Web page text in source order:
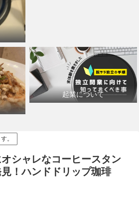
起業について
。
シャレなコーヒースタン
見！ハンドドリップ珈琲